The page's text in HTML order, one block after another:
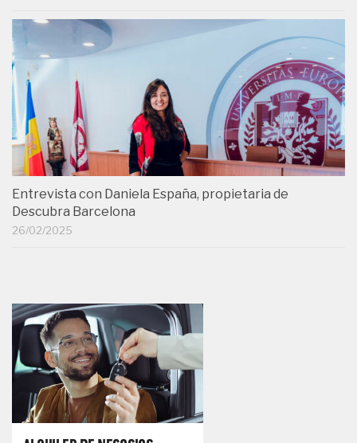
Entrevista con Daniela España, propietaria de
Descubra Barcelona
26/02/2025